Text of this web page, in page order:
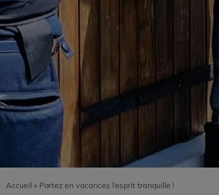
Accueil » Partez en vacances l’esprit tranquille !